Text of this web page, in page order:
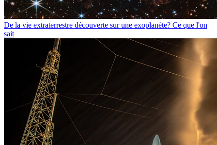
De la vie extraterrestre découverte sur une exoplanète? Ce que l'on
sait